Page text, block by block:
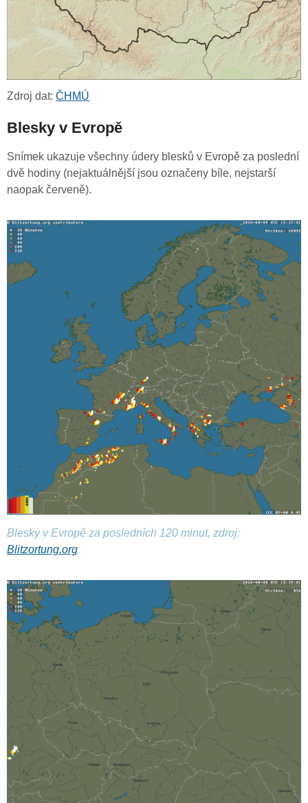
Zdroj dat: ČHMÚ
Blesky v Evropě
Snímek ukazuje všechny údery blesků v Evropě za poslední
dvě hodiny (nejaktuálnější jsou označeny bíle, nejstarší
naopak červeně).
Blesky v Evropě za posledních 120 minut, zdroj:
Blitzortung.org